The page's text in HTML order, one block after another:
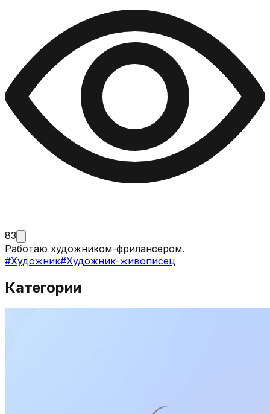
83
Работаю художником-фрилансером.
#Художник#Художник-живописец
Категории